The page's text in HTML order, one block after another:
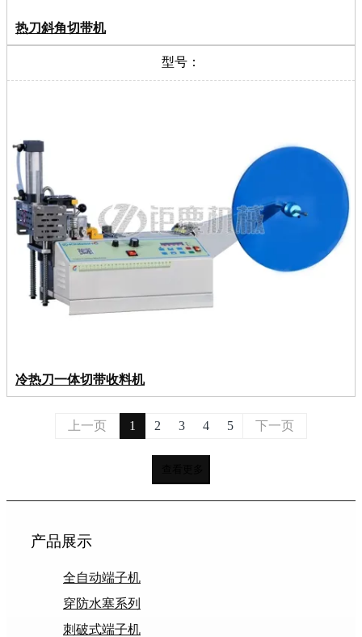
热刀斜角切带机
型号：
冷热刀一体切带收料机
上一页 1 2 3 4 5 下一页
产品展示
全自动端子机
穿防水塞系列
刺破式端子机